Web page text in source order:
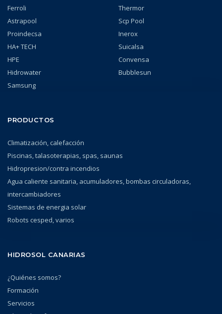
Ferroli
Thermor
Astrapool
Scp Pool
Proindecsa
Inerox
HA+ TECH
Suicalsa
HPE
Convensa
Hidrowater
Bubblesun
Samsung
PRODUCTOS
Climatización, calefacción
Piscinas, talasoterapias, spas, saunas
Hidropresion/contra incendios
Agua caliente sanitaria, acumuladores, bombas circuladoras,
intercambiadores
Sistemas de energia solar
Robots cesped, varios
HIDROSOL CANARIAS
¿Quiénes somos?
Formación
Servicios